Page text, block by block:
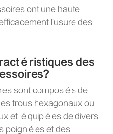
ont une haute
l'usure des
des
sont composés de
trous hexagonaux ou
et équipées de divers
poignées et des